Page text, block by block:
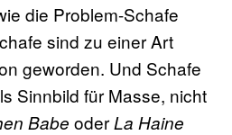
die Problem-Schafe
sind zu einer Art
geworden. Und Schafe
Sinnbild für Masse, nicht
Babe oderLa Haine